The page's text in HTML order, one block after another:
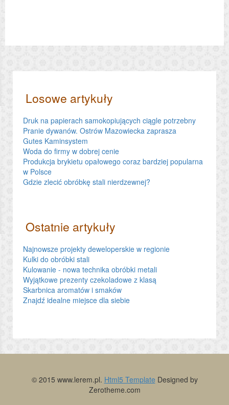
Losowe artykuły
Druk na papierach samokopiujących ciągle potrzebny
Pranie dywanów. Ostrów Mazowiecka zaprasza
Gutes Kaminsystem
Woda do firmy w dobrej cenie
Produkcja brykietu opałowego coraz bardziej popularna
w Polsce
Gdzie zlecić obróbkę stali nierdzewnej?
Ostatnie artykuły
Najnowsze projekty deweloperskie w regionie
Kulki do obróbki stali
Kulowanie - nowa technika obróbki metali
Wyjątkowe prezenty czekoladowe z klasą
Skarbnica aromatów i smaków
Znajdź idealne miejsce dla siebie
© 2015 www.lerem.pl. Html5 Template Designed by
Zerotheme.com